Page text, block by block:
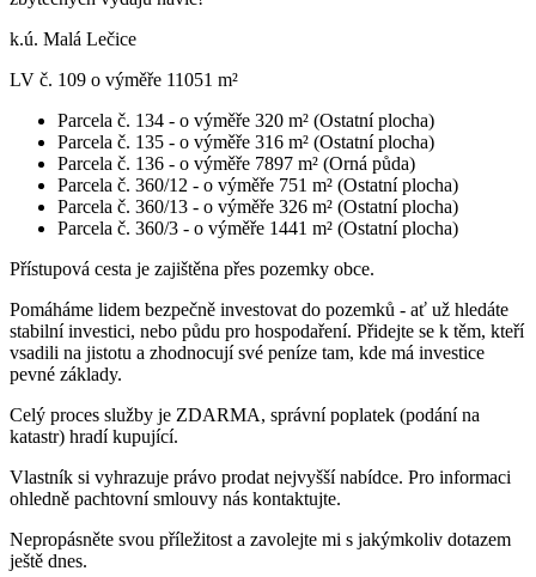
k.ú. Malá Lečice
LV č. 109 o výměře 11051 m²
Parcela č. 134 - o výměře 320 m² (Ostatní plocha)
Parcela č. 135 - o výměře 316 m² (Ostatní plocha)
Parcela č. 136 - o výměře 7897 m² (Orná půda)
Parcela č. 360/12 - o výměře 751 m² (Ostatní plocha)
Parcela č. 360/13 - o výměře 326 m² (Ostatní plocha)
Parcela č. 360/3 - o výměře 1441 m² (Ostatní plocha)
Přístupová cesta je zajištěna přes pozemky obce.
Pomáháme lidem bezpečně investovat do pozemků - ať už hledáte
stabilní investici, nebo půdu pro hospodaření. Přidejte se k těm, kteří
vsadili na jistotu a zhodnocují své peníze tam, kde má investice
pevné základy.
Celý proces služby je ZDARMA, správní poplatek (podání na
katastr) hradí kupující.
Vlastník si vyhrazuje právo prodat nejvyšší nabídce. Pro informaci
ohledně pachtovní smlouvy nás kontaktujte.
Nepropásněte svou příležitost a zavolejte mi s jakýmkoliv dotazem
ještě dnes.